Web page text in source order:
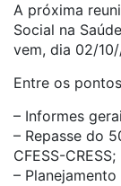
A próxima
Social na
vem, dia 02/
Entre os
– Informes
– Repasse do
CFESS-CRESS;
–